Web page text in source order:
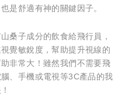
是舒適有神的關鍵因子。
桑子成分的飲食給飛行員，
覺敏銳度，幫助提升視線的
非常大！雖然我們不需要飛
、手機或電視等3C產品的我